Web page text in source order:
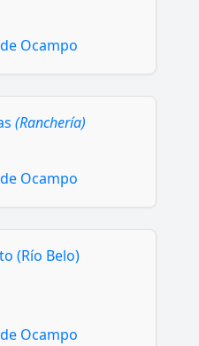
Ocampo
(Ranchería)
Ocampo
(Río Belo)
Ocampo